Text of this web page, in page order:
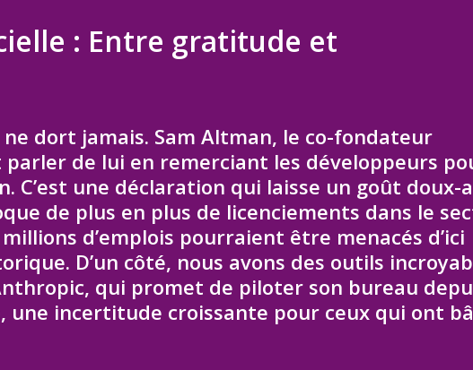
: Entre gratitude et
ne dort jamais. Sam Altman, le co-fondateur
parler de lui en remerciant les développeurs
C’est une déclaration qui laisse un goût doux-
de plus en plus de licenciements dans le
d’emplois pourraient être menacés d’ici
D’un côté, nous avons des outils
qui promet de piloter son bureau
une incertitude croissante pour ceux qui ont